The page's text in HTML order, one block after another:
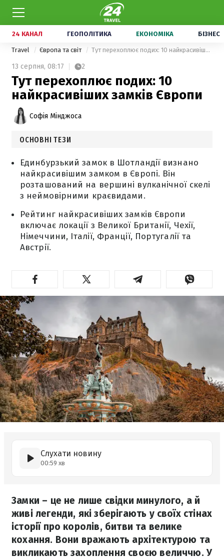
24 КАНАЛ ГЕОПОЛІТИКА ЕКОНОМІКА БІЗНЕС
Travel Європа та світ Тут перехоплює подих: 10 найкрасивіших замків Європи
13 серпня, 08:17 2
Тут перехоплює подих: 10
найкрасивіших замків Європи
Софія Мінджоса
ОСНОВНІ ТЕЗИ
Единбурзький замок в Шотландії визнано
найкрасивішим замком в Європі. Він
розташований на вершині вулканічної скелі
з неймовірними краєвидами.
Рейтинг найкрасивіших замків Європи
включає локації з Великої Британії, Чехії,
Німеччини, Італії, Франції, Португалії та
Австрії.
Слухати новину
00:59 хв
Замки – це не лише свідки минулого, а й
живі легенди, які зберігають у своїх стінах
історії про королів, битви та велике
кохання. Вони вражають архітектурою та
викликають захоплення своєю величчю. У